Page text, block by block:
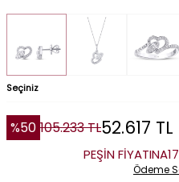
Seçiniz
%50 105.233TL52.617 TL
PEŞİN FİYATINA
Ödeme